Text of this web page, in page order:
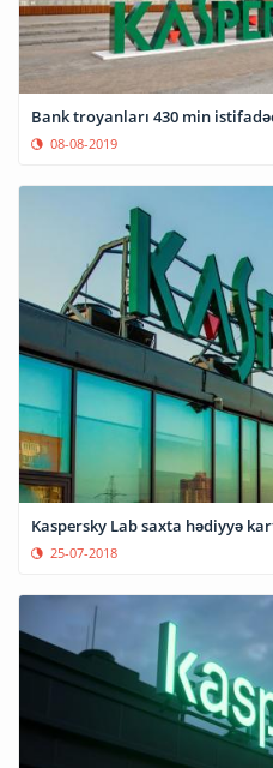
Bank troyanları 430 min
08-08-2019
Kaspersky Lab saxta hədiyyə
25-07-2018